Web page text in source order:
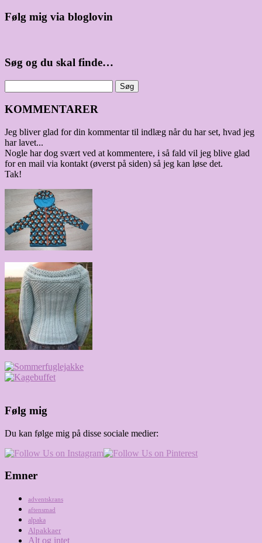
Følg mig via bloglovin
Søg og du skal finde…
KOMMENTARER
Jeg bliver glad for din kommentar til indlæg når du har set, hvad jeg
har lavet...
Nogle har dog svært ved at kommentere, i så fald vil jeg blive glad
for en mail via kontakt (øverst på siden) så jeg kan løse det.
Tak!
Følg mig
Du kan følge mig på disse sociale medier:
Emner
adventskrans
aftensmad
alpaka
Alpakkaer
Alt og intet